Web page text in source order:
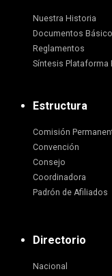
Nuestra Historia
Documentos
Reglamentos
Síntesis Plataforma
Estructura
Comisión
Convención
Consejo
Coordinadora
Padrón de Afiliados
Directorio
Nacional